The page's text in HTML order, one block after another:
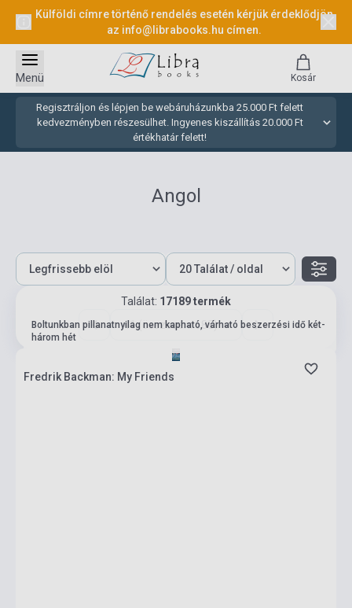
Külföldi címre történő rendelés esetén kérjük érdeklődjön
az info@librabooks.hu címen.
Regisztráljon és lépjen be webáruházunkba 25.000 Ft felett
kedvezményben részesülhet. Ingyenes kiszállítás 20.000 Ft
értékhatár felett!
Menü Kosár
Angol
Találat: 17189 termék
41 (összesen: 688)
Boltunkban pillanatnyilag nem kapható, várható beszerzési idő két-
három hét
Fredrik Backman: My Friends